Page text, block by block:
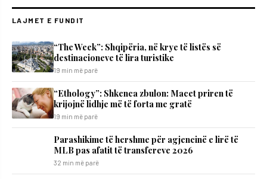
LAJMET E FUNDIT
“The Week”: Shqipëria, në krye të listës së
destinacioneve të lira turistike
19 min më parë
“Ethology”: Shkenca zbulon: Macet priren të
krijojnë lidhje më të forta me gratë
19 min më parë
Parashikime të hershme për agjencinë e lirë të
MLB pas afatit të transfereve 2026
32 min më parë